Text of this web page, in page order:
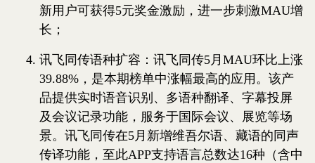
新用户可获得5元奖金激励，进一步刺激MAU增
长；
讯飞同传语种扩容：讯飞同传5月MAU环比上涨
39.88%，是本期榜单中涨幅最高的应用。该产
品提供实时语音识别、多语种翻译、字幕投屏
及会议记录功能，服务于国际会议、展览等场
景。讯飞同传在5月新增维吾尔语、藏语的同声
传译功能，至此APP支持语言总数达16种（含中